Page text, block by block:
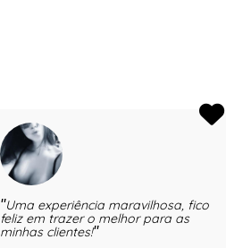
Uma experiência maravilhosa, fico
feliz em trazer o melhor para as
minhas clientes!